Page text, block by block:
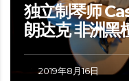
独立制琴师
朗达克 非洲黑
2019年8月16日